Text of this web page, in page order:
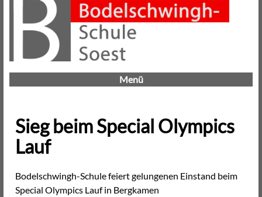
Menü
Sieg beim Special Olympics
Lauf
Bodelschwingh-Schule feiert gelungenen Einstand beim
Special Olympics Lauf in Bergkamen